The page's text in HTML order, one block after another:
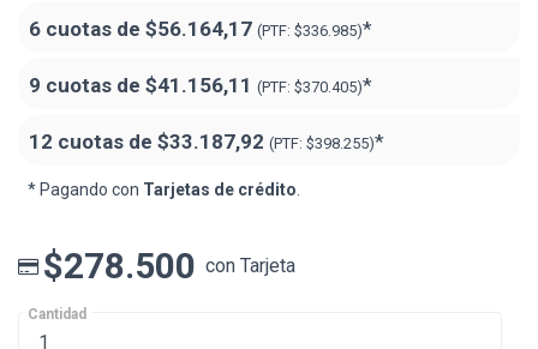
6 cuotas de $56.164,17 (PTF: $336.985)*
9 cuotas de $41.156,11 (PTF: $370.405)*
12 cuotas de $33.187,92 (PTF: $398.255)*
* Pagando con Tarjetas de crédito
$278.500 con Tarjeta
Cantidad